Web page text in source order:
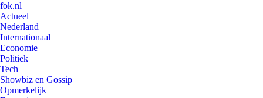
fok.nl
Actueel
Nederland
Internationaal
Economie
Politiek
Tech
Showbiz en Gossip
Opmerkelijk